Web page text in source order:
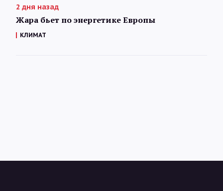
2 дня назад
Жара бьет по энергетике Европы
КЛИМАТ